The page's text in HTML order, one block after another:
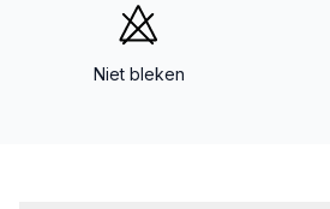
Niet bleken